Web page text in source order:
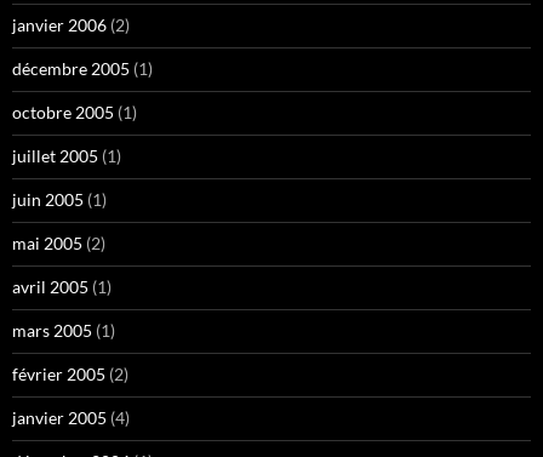
janvier 2006 (2)
décembre 2005 (1)
octobre 2005 (1)
juillet 2005 (1)
juin 2005 (1)
mai 2005 (2)
avril 2005 (1)
mars 2005 (1)
février 2005 (2)
janvier 2005 (4)